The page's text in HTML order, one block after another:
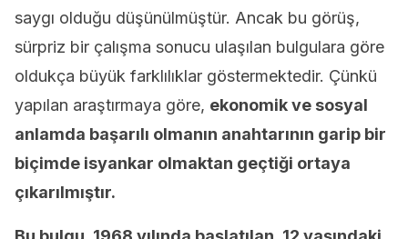
saygı olduğu düşünülmüştür. Ancak bu görüş,
sürpriz bir çalışma sonucu ulaşılan bulgulara göre
oldukça büyük farklılıklar göstermektedir. Çünkü
yapılan araştırmaya göre, ekonomik ve sosyal
anlamda başarılı olmanın anahtarının garip bir
biçimde isyankar olmaktan geçtiği ortaya
çıkarılmıştır.